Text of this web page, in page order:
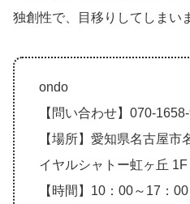
独創性で、目移りしてしまい
ondo
【問い合わせ】070-
【場所】愛知県名古屋市
イヤルシャトー虹ヶ丘 1F
【時間】10：00～17：